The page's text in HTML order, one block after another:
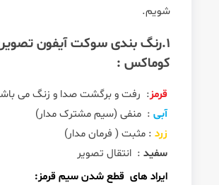
شویم.
1.رنگ بندی سوکت آیفون
کوماکس :
قرمز: رفت و برگشت صدا و زنگ می
آبی : منفی (سیم مشترک مدار)
زرد : مثبت ( فرمان مدار)
سفید : انتقال تصویر
ایراد های قطع شدن سیم قرمز: